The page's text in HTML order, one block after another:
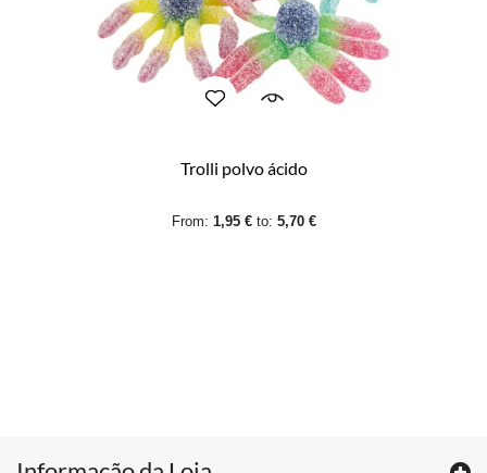
Trolli polvo ácido
From: 1,95 € to: 5,70 €